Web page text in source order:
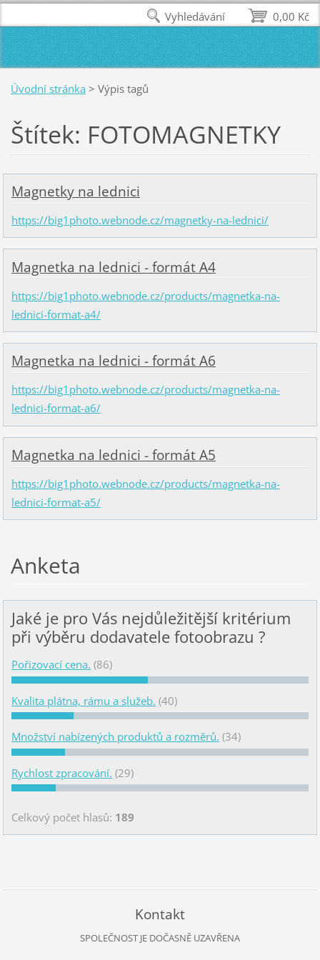
Úvodní stránka > Výpis tagů
Štítek: FOTOMAGNETKY
Magnetky na lednici
https://big1photo.webnode.cz/magnetky-na-lednici/
Magnetka na lednici - formát A4
https://big1photo.webnode.cz/products/magnetka-na-
lednici-format-a4/
Magnetka na lednici - formát A6
https://big1photo.webnode.cz/products/magnetka-na-
lednici-format-a6/
Magnetka na lednici - formát A5
https://big1photo.webnode.cz/products/magnetka-na-
lednici-format-a5/
Anketa
Jaké je pro Vás nejdůležitější kritérium
při výběru dodavatele fotoobrazu ?
Pořizovací cena. (86)
Kvalita plátna, rámu a služeb. (40)
Množství nabízených produktů a rozměrů. (34)
Rychlost zpracování. (29)
Celkový počet hlasů: 189
Kontakt
SPOLEČNOST JE DOČASNĚ UZAVŘENA
0,00 Kč
Vyhledávání